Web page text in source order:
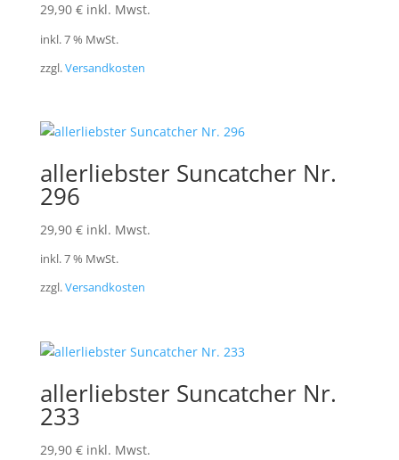
29,90 € inkl. Mwst.
inkl. 7 % MwSt.
zzgl.Versandkosten
allerliebster Suncatcher Nr.
296
29,90 € inkl. Mwst.
inkl. 7 % MwSt.
zzgl.Versandkosten
allerliebster Suncatcher Nr.
233
29,90 € inkl. Mwst.